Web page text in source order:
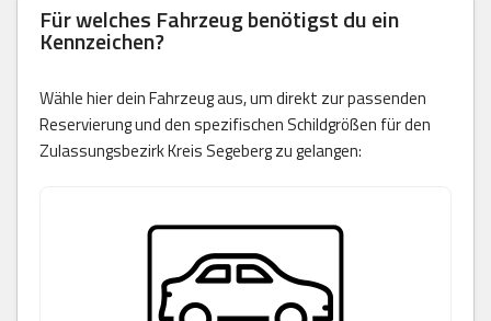
Für welches Fahrzeug benötigst du ein
Kennzeichen?
Wähle hier dein Fahrzeug aus, um direkt zur passenden
Reservierung und den spezifischen Schildgrößen für den
Zulassungsbezirk Kreis Segeberg zu gelangen: